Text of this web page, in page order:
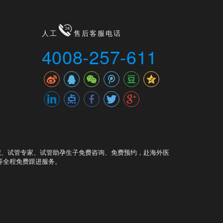
人工 售后客服电话
4008-257-611
试管专家、试管助孕生子免费咨询、免费预约，赴海外医
程免费跟进服务。